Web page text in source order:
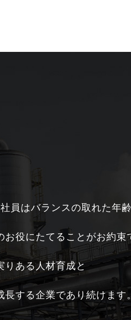
員はバランスの取れた年齢
役にたてることがお約束
りある人材育成と
長する企業であり続けます